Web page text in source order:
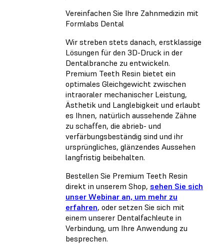
Vereinfachen Sie Ihre Zahnmedizin mit
Formlabs Dental
Wir streben stets danach, erstklassige
Lösungen für den 3D-Druck in der
Dentalbranche zu entwickeln.
Premium Teeth Resin bietet ein
optimales Gleichgewicht zwischen
intraoraler mechanischer Leistung,
Ästhetik und Langlebigkeit und erlaubt
es Ihnen, natürlich aussehende Zähne
zu schaffen, die abrieb- und
verfärbungsbeständig sind und ihr
ursprüngliches, glänzendes Aussehen
langfristig beibehalten.
Bestellen Sie Premium Teeth Resin
direkt in unserem Shop, sehen Sie sich
unser Webinar an, um mehr zu
erfahren, oder setzen Sie sich mit
einem unserer Dentalfachleute in
Verbindung, um Ihre Anwendung zu
besprechen.